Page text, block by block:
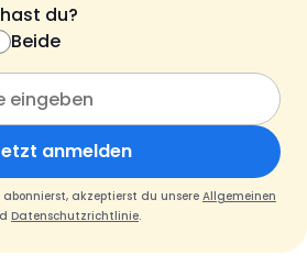
du?
Beide
anmelden
akzeptierst du unsere Allgemeinen
Datenschutzrichtlinie.